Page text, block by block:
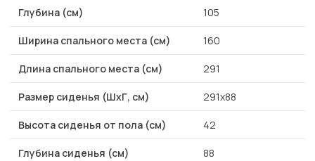
Глубина (см) 105
Ширина спального места (см) 160
Длина спального места (см) 291
Размер сиденья (ШхГ, см) 291x88
Высота сиденья от пола (см) 42
Глубина сиденья (см) 88